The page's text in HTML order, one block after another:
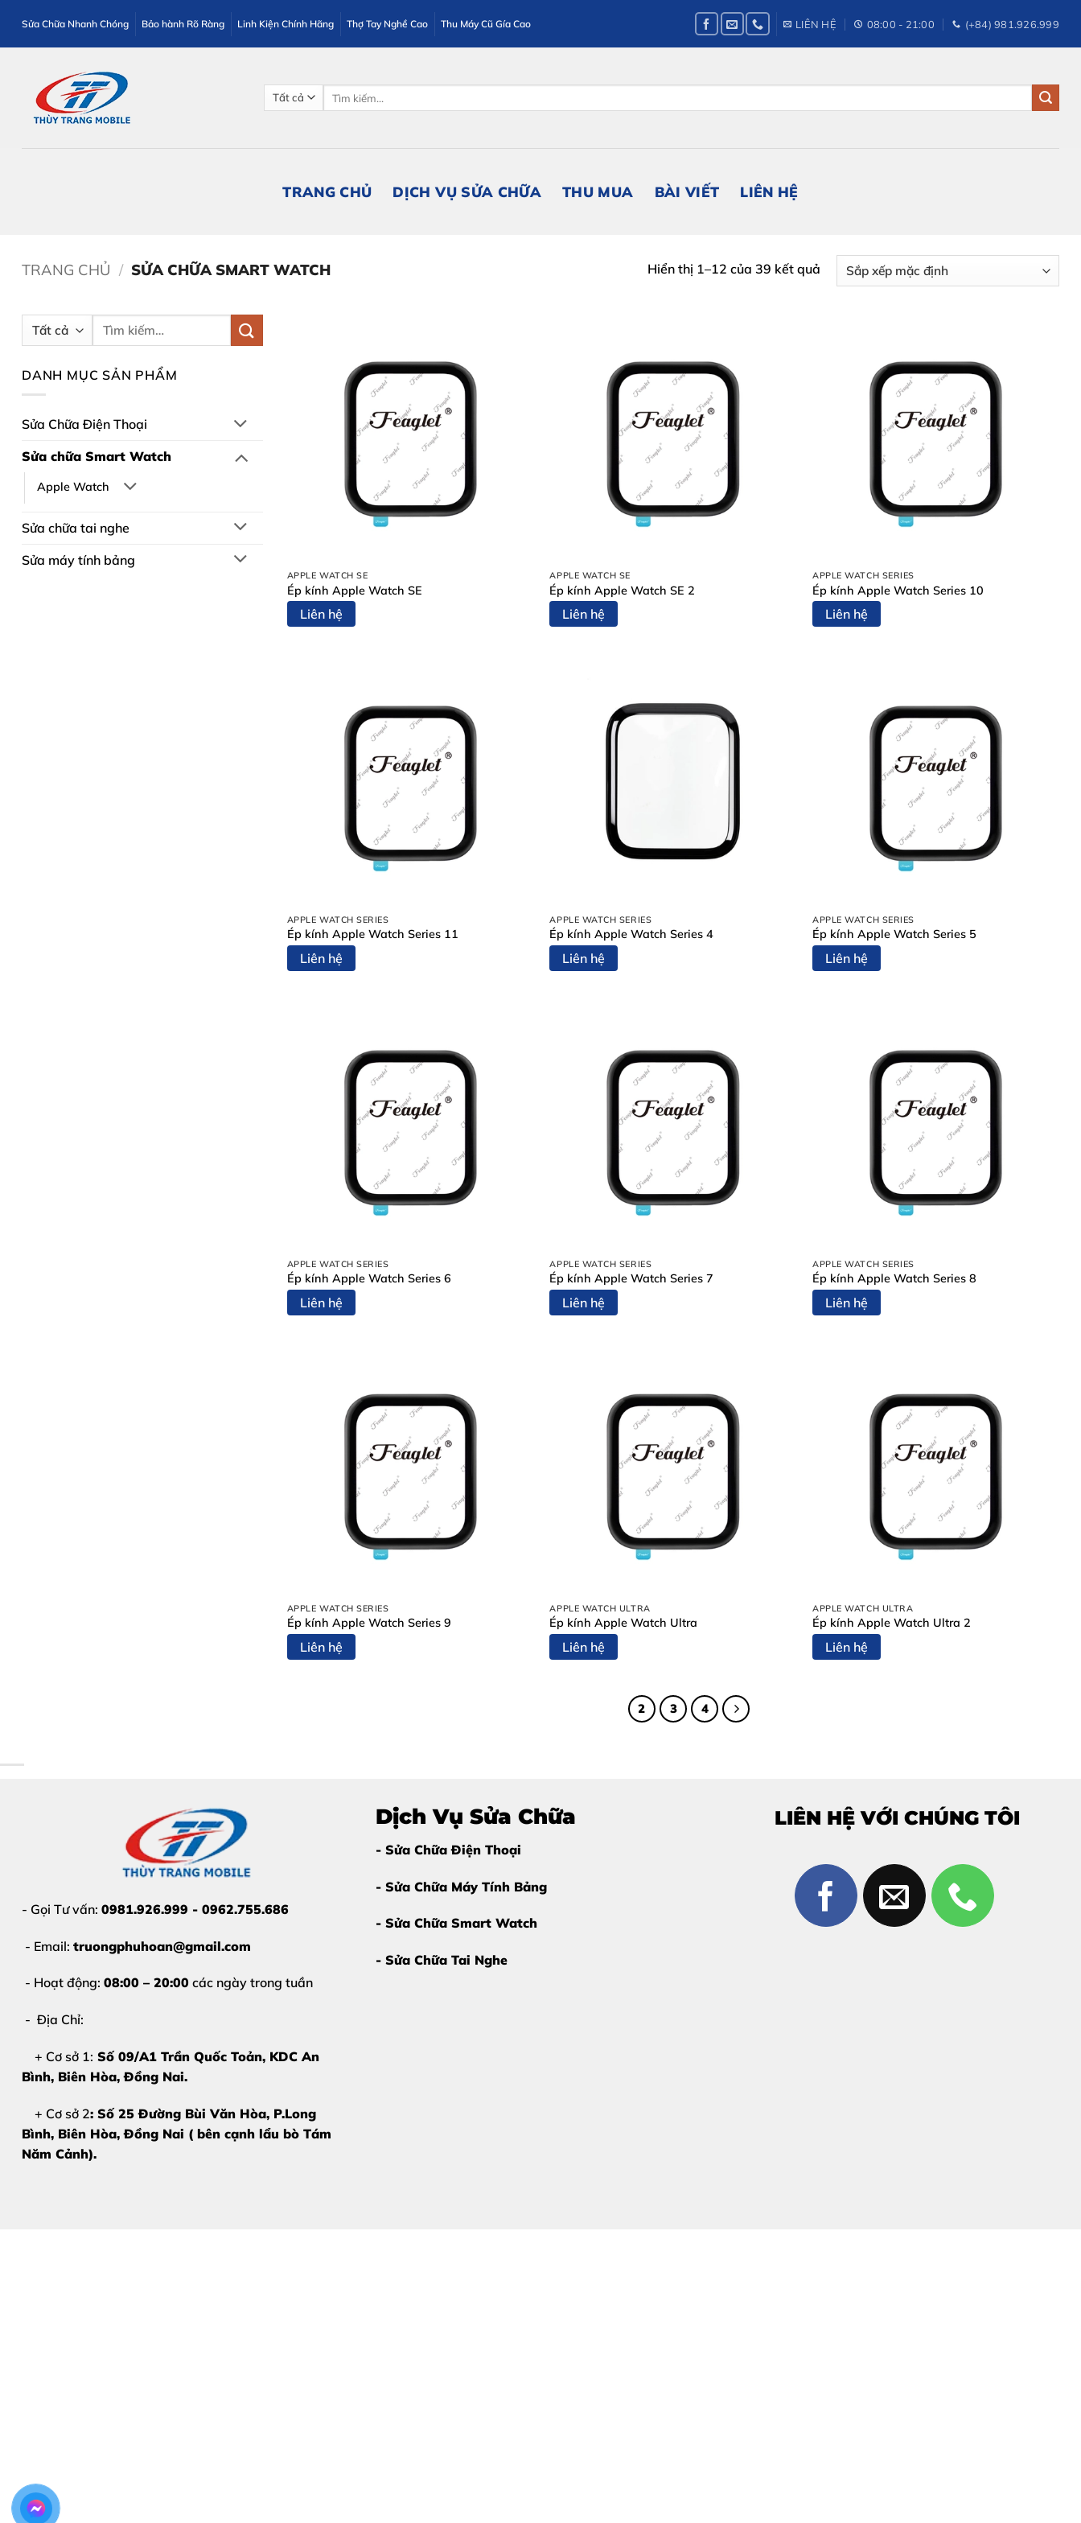
qua
nội
Sửa Chữa Nhanh Chóng Bảo hành Rõ Ràng Linh Kiện Chính Hãng Thợ Tay Nghề Cao Thu Máy Cũ Gía Cao LIÊN HỆ 08:00 - 21:00 (+84) 981.926.999
TRANG CHỦ DỊCH VỤ SỬA CHỮA THU MUA BÀI VIẾT LIÊN HỆ
TRANG CHỦ / SỬA CHỮA SMART WATCH Hiển thị 1–12 của 39 kết quả
Tìm
DANH MỤC SẢN PHẨM
Sửa Chữa Điện Thoại
Sửa chữa Smart Watch
Apple Watch
Sửa chữa tai nghe
Sửa máy tính bảng
APPLE WATCH SE
Ép kính Apple Watch SE
Liên hệ
APPLE WATCH SE
Ép kính Apple Watch SE 2
Liên hệ
APPLE WATCH SERIES
Ép kính Apple Watch Series 10
Liên hệ
APPLE WATCH SERIES
Ép kính Apple Watch Series 11
Liên hệ
APPLE WATCH SERIES
Ép kính Apple Watch Series 4
Liên hệ
APPLE WATCH SERIES
Ép kính Apple Watch Series 5
Liên hệ
APPLE WATCH SERIES
Ép kính Apple Watch Series 6
Liên hệ
APPLE WATCH SERIES
Ép kính Apple Watch Series 7
Liên hệ
APPLE WATCH SERIES
Ép kính Apple Watch Series 8
Liên hệ
APPLE WATCH SERIES
Ép kính Apple Watch Series 9
Liên hệ
APPLE WATCH ULTRA
Ép kính Apple Watch Ultra
Liên hệ
APPLE WATCH ULTRA
Ép kính Apple Watch Ultra 2
Liên hệ
2 3 4
- Gọi Tư vấn: 0981.926.999 - 0962.755.686
- Email: truongphuhoan@gmail.com
- Hoạt động: 08:00 – 20:00 các ngày trong tuần
- Địa Chỉ:
+ Cơ sở 1: Số 09/A1 Trần Quốc Toản, KDC An
Bình, Biên Hòa, Đồng Nai.
+ Cơ sở 2: Số 25 Đường Bùi Văn Hòa, P.Long
Bình, Biên Hòa, Đồng Nai ( bên cạnh lẩu bò Tám
Năm Cảnh).
Dịch Vụ Sửa Chữa
- Sửa Chữa Điện Thoại
- Sửa Chữa Máy Tính Bảng
- Sửa Chữa Smart Watch
- Sửa Chữa Tai Nghe
LIÊN HỆ VỚI CHÚNG TÔI